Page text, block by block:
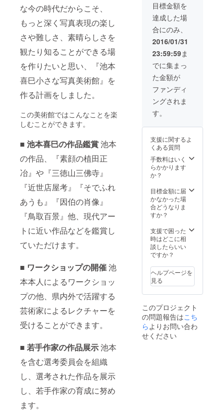
な今の時代だからこそ、
もっと深く写真表現の楽し
さや難しさ、素晴らしさを
観たり知ることができる場
を作りたいと思い、『池本
喜巳小さな写真美術館』を
作る計画をしました。
この美術館ではこんなことを楽
しむことができます。
■ 池本喜巳の作品鑑賞池本
の作品、『素顔の植田正
冶』や『三徳山三佛寺』
『近世店屋考』『そでふれ
あうも』『因伯の肖像』
『鳥取百景』他、現代アー
トに近い作品などを鑑賞し
ていただけます。
■ ワークショップの開催池
本本人によるワークショッ
プの他、県内外で活躍する
芸術家によるレクチャーを
受けることができます。
■ 若手作家の作品展示池本
を含む選考委員会を組織
し、選考された作品を展示
し、若手作家の育成に努め
ます。
ンの画
像を参
照して
くださ
い。) ■
オリジ
ナルプ
リント
Ｔシャ
ツ
（FAAV
O支援者
様限
リント
写真が
異なる
場合が
ござい
ま
のみ、
サイズ
はお選
す。
S,M,L,X
L サイ
ズとな
す。
なる場
合がご
ざいま
す。）
(※50,00
0円プラ
ンの画
像を参
照して
くださ
い。) ※
色は黒
のみ、
びいた
す。
S,M,L,X
L サイ
ズとな
りま
写真集
『三徳
山三佛
寺』１
30,000
円
（FAAV
O支援者
定、池
本喜巳
直筆サ
イン入
目標金額を
達成した場
合にのみ、
2016/01/31
23:59:59ま
でに集まっ
た金額が
ファンディ
ングされま
す。
支援に関するよ
くある質問
手数料はいく
らかかります
か？
目標金額に届
かなかった場
合どうなりま
すか？
支援で困った
時はどこに相
談したらいい
ですか？
ヘルプページを
見る
このプロジェクト
の問題報告はこち
らよりお問い合わ
せください